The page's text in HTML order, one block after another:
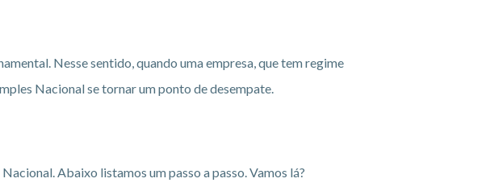
Nesse sentido, quando uma empresa, que tem regime
Nacional se tornar um ponto de desempate.
Abaixo listamos um passo a passo. Vamos lá?